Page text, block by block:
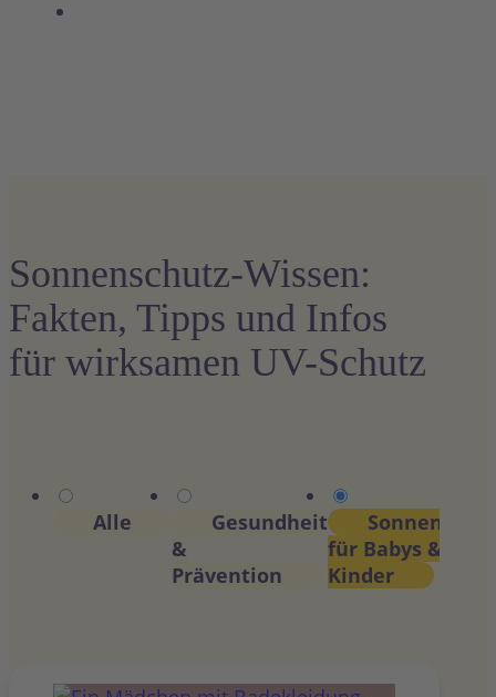
Sonnenschutz-Wissen:
Fakten, Tipps und Infos
für wirksamen UV-Schutz
Alle
Gesundheit
&
Prävention
für Babys &
Kinder